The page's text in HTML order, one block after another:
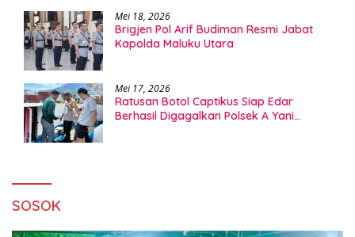
Mei 18, 2026
Brigjen Pol Arif Budiman Resmi Jabat
Kapolda Maluku Utara
Mei 17, 2026
Ratusan Botol Captikus Siap Edar
Berhasil Digagalkan Polsek A Yani
SOSOK